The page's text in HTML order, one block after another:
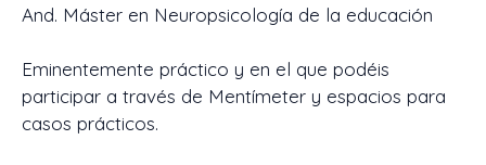
And. Máster en Neuropsicología de la educación
Eminentemente práctico y en el que podéis
participar a través de Mentímeter y espacios para
casos prácticos.